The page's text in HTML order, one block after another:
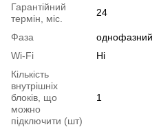
Гарантійний
термін, міс.
24
Фаза
однофазний
Wi-Fi
Ні
Кількість
внутрішніх
блоків, що
можно
підключити (шт)
1